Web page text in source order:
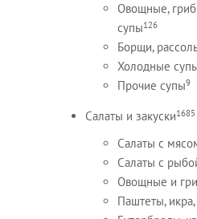
Овощные,
супы126
Борщи,
Холодные
Прочие супы9
Салаты и закуски1685
Салаты с
Салаты с
Овощные и
Паштеты,